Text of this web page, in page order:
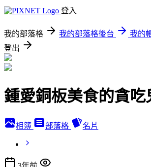
登入
我的部落格 我的部落格後台
我的
登出
鍾愛銅板美食的貪吃
相簿 部落格 名片